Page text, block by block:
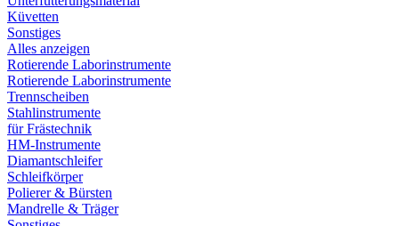
Küvetten
Sonstiges
Alles anzeigen
Rotierende Laborinstrumente
Rotierende Laborinstrumente
Trennscheiben
Stahlinstrumente
für Frästechnik
HM-Instrumente
Diamantschleifer
Schleifkörper
Polierer & Bürsten
Mandrelle & Träger